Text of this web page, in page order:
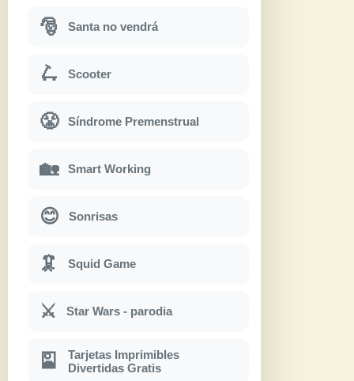
🎅 Santa no vendrá
🛴 Scooter
😤 Síndrome Premenstrual
🏡 Smart Working
😊 Sonrisas
🦑 Squid Game
⚔ Star Wars - parodia
🎴
Tarjetas Imprimibles
Divertidas Gratis